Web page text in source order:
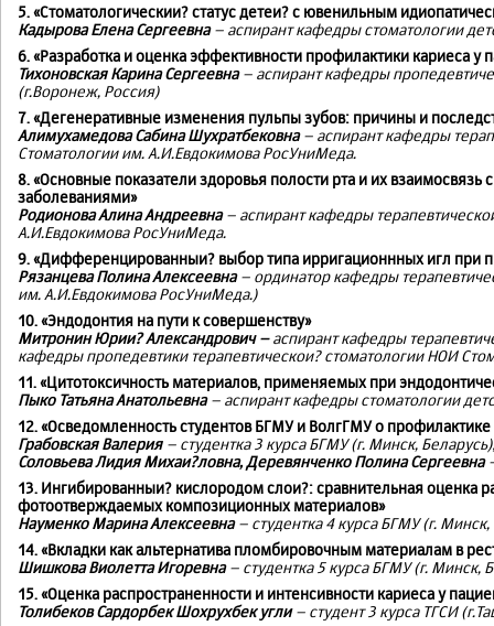
5. «Стоматологическии? статус детеи? с ювенильным
Кадырова Елена Сергеевна– аспирант кафедры стоматологии
6. «Разработка и оценка эффективности профилактики кариеса
Тихоновская Карина Сергеевна– аспирант кафедры
(г.Воронеж, Россия)
7. «Дегенеративные изменения пульпы зубов: причины и
Алимухамедова Сабина Шухратбековна– аспирант кафедры
Стоматологии им. А.И.Евдокимова РосУниМеда.
8. «Основные показатели здоровья полости рта и их
заболеваниями»
Родионова Алина Андреевна– аспирант кафедры
А.И.Евдокимова РосУниМеда.
9. «Дифференцированныи? выбор типа ирригационнных игл при
Рязанцева Полина Алексеевна– ординатор кафедры
им. А.И.Евдокимова РосУниМеда.)
10. «Эндодонтия на пути к совершенству»
Митронин Юрии? Александрович –аспирант кафедры
кафедры пропедевтики терапевтическои? стоматологии НОИ
11. «Цитотоксичность материалов, применяемых при
Пыко Татьяна Анатольевна– аспирант кафедры стоматологии
12. «Осведомленность студентов БГМУ и ВолгГМУ о
Грабовская Валерия – студентка 3 курса БГМУ (г. Минск,
Соловьева Лидия Михаи?ловна, Деревянченко Полина Сергеевна
13. Ингибированныи? кислородом слои?: сравнительная оценка
фотоотверждаемых композиционных материалов»
Науменко Марина Алексеевна– студентка 4 курса БГМУ (г. Минск,
14. «Вкладки как альтернатива пломбировочным материалам в
Шишкова Виолетта Игоревна– студентка 5 курса БГМУ (г. Минск,
15. «Оценка распространенности и интенсивности кариеса у
Толибеков Сардорбек Шохрухбек угли– студент 3 курса ТГСИ